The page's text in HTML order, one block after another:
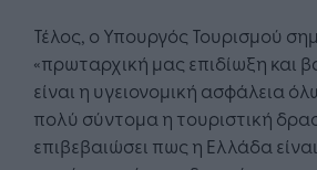
Τέλος, ο Υπουργός Τουρισμού
«πρωταρχική μας επιδίωξη και
είναι η υγειονομική ασφάλεια
πολύ σύντομα η τουριστική
επιβεβαιώσει πως η Ελλάδα